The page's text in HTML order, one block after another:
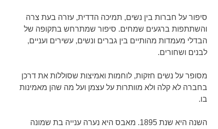
סיפור על חברות בין נשים, תמיכה הדדית, עזרה בעת צרה
והשתתפות ברגעים שמחים. סיפור שמתרחש בתקופה של
הבדלי מעמדות מהותיים בין גברים ונשים, עשירים ועניים,
לבנים ושחורים.
מסופר על נשים חזקות, לוחמות ואמיצות שסוללות את דרכן
בחברה לא קלה ולא מוותרות על עצמן ועל מה שהן מאמינות
בו.
השנה היא שנת 1895. מאבס היא נערה ענייה בת שמונה